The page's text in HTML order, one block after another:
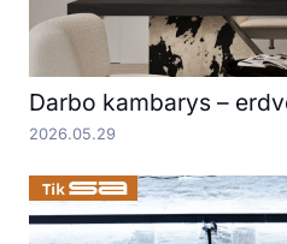
Darbo kambarys –
2026.05.29